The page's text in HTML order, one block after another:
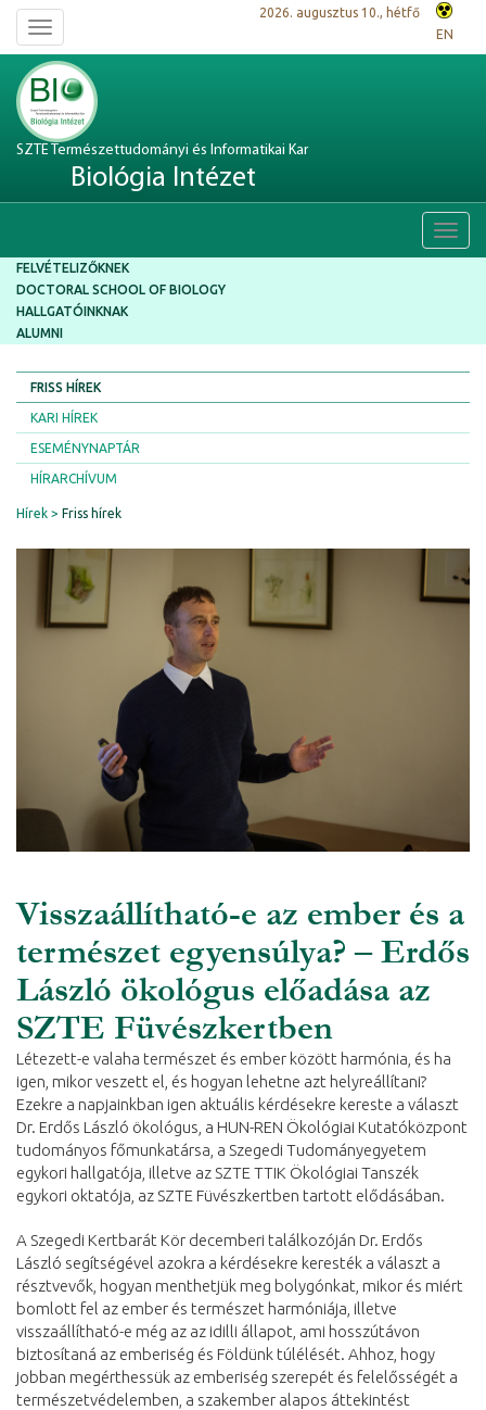
Toggle
navigation
2026. augusztus 10., hétfő
EN
SZTE Természettudományi és Informatikai Kar
Biológia Intézet
FELVÉTELIZŐKNEK
DOCTORAL SCHOOL OF BIOLOGY
HALLGATÓINKNAK
ALUMNI
FRISS HÍREK
KARI HÍREK
ESEMÉNYNAPTÁR
HÍRARCHÍVUM
Hírek Friss hírek
Visszaállítható-e az ember és a
természet egyensúlya? – Erdős
László ökológus előadása az
SZTE Füvészkertben
Létezett-e valaha természet és ember között harmónia, és ha
igen, mikor veszett el, és hogyan lehetne azt helyreállítani?
Ezekre a napjainkban igen aktuális kérdésekre kereste a választ
Dr. Erdős László ökológus, a HUN-REN Ökológiai Kutatóközpont
tudományos főmunkatársa, a Szegedi Tudományegyetem
egykori hallgatója, illetve az SZTE TTIK Ökológiai Tanszék
egykori oktatója, az SZTE Füvészkertben tartott elődásában.
A Szegedi Kertbarát Kör decemberi találkozóján Dr. Erdős
László segítségével azokra a kérdésekre keresték a választ a
résztvevők, hogyan menthetjük meg bolygónkat, mikor és miért
bomlott fel az ember és természet harmóniája, illetve
visszaállítható-e még az az idilli állapot, ami hosszútávon
biztosítaná az emberiség és Földünk túlélését. Ahhoz, hogy
jobban megérthessük az emberiség szerepét és felelősségét a
természetvédelemben, a szakember alapos áttekintést